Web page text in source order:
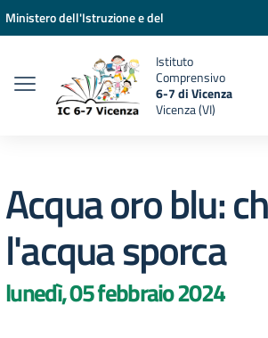
Vai ai contenuti
Vai al menu di navigazione
Vai al footer
Ministero dell'Istruzione e del
Istituto
Comprensivo
6-7 di Vicenza
Vicenza (VI)
Acqua oro blu:
l'acqua sporca
lunedì, 05 febbraio 2024